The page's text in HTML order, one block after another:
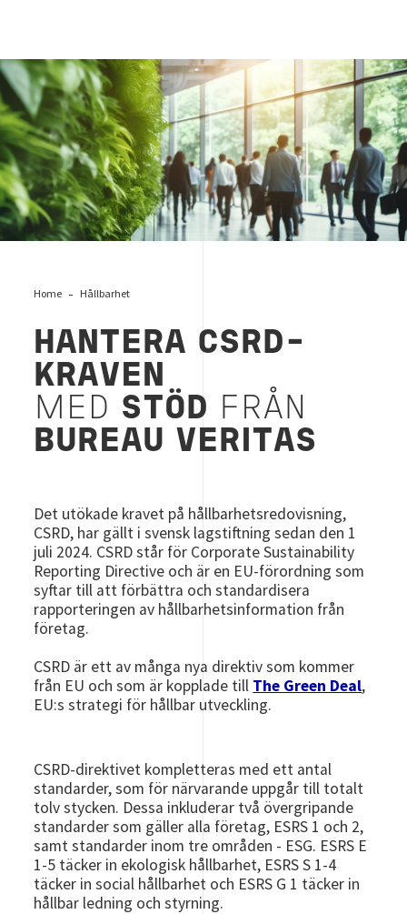
Uppdaterade krav angående klimatförändringar
Home Hållbarhet
HANTERA CSRD-
KRAVEN
MED STÖD
FRÅN
BUREAU VERITAS
Det utökade kravet på hållbarhetsredovisning,
CSRD, har gällt i svensk lagstiftning sedan den 1
juli 2024. CSRD står för Corporate Sustainability
Reporting Directive och är en EU-förordning som
syftar till att förbättra och standardisera
rapporteringen av hållbarhetsinformation från
företag.
CSRD är ett av många nya direktiv som kommer
från EU och som är kopplade till The Green Deal,
EU:s strategi för hållbar utveckling.
CSRD-direktivet kompletteras med ett antal
standarder, som för närvarande uppgår till totalt
tolv stycken. Dessa inkluderar två övergripande
standarder som gäller alla företag, ESRS 1 och 2,
samt standarder inom tre områden - ESG. ESRS E
1-5 täcker in ekologisk hållbarhet, ESRS S 1-4
täcker in social hållbarhet och ESRS G 1 täcker in
hållbar ledning och styrning.